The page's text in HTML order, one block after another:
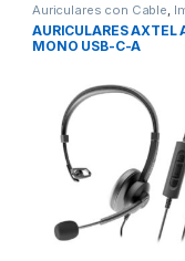
Auriculares con Cable,
Sonido,Sonido
AURICULARES AXTEL
MONO USB-C-A